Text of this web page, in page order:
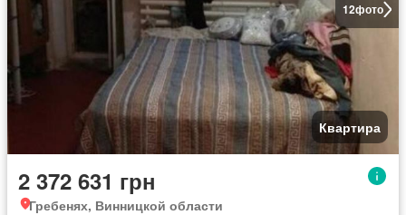
12фото
Квартира
2 372 631 грн
Гребенях, Винницкой области